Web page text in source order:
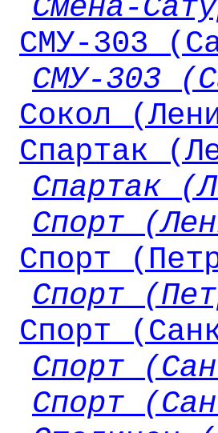
Смена-
СМУ-303
СМУ-303
Сокол
Спартак
Спартак
Спорт
Спорт
Спорт
Спорт
Спорт
Спорт